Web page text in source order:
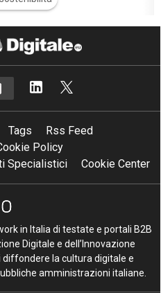
Tags
Rss Feed
Policy
Specialistici
Cookie Center
in Italia di testate e portali B2B
Digitale e dell’Innovazione
diffondere la cultura digitale e
amministrazioni italiane.